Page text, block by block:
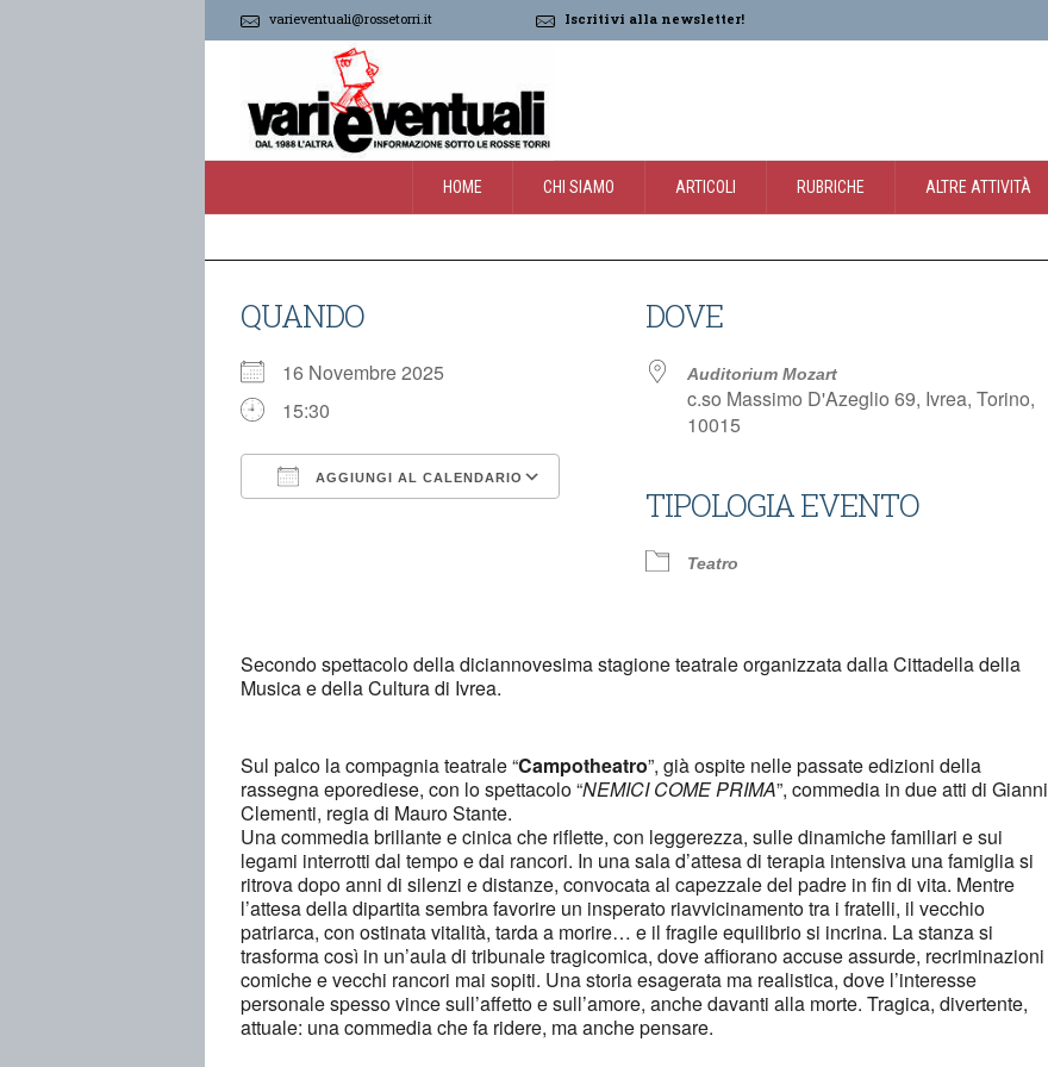
varieventuali@rossetorri.it Iscritivi alla newsletter!
HOME CHI SIAMO ARTICOLI RUBRICHE ALTRE ATTIVITÀ
QUANDO
16 Novembre 2025
15:30
AGGIUNGI AL CALENDARIO
Google Calendar iCalendar
DOVE
Auditorium Mozart
c.so Massimo D'Azeglio 69, Ivrea, Torino,
10015
TIPOLOGIA EVENTO
Teatro
Secondo spettacolo della diciannovesima stagione teatrale organizzata dalla Cittadella della
Musica e della Cultura di Ivrea.
Sul palco la compagnia teatrale “Campotheatro”, già ospite nelle passate edizioni della
rassegna eporediese, con lo spettacolo “NEMICI COME PRIMA”, commedia in due atti di Gianni
Clementi, regia di Mauro Stante.
Una commedia brillante e cinica che riflette, con leggerezza, sulle dinamiche familiari e sui
legami interrotti dal tempo e dai rancori. In una sala d’attesa di terapia intensiva una famiglia si
ritrova dopo anni di silenzi e distanze, convocata al capezzale del padre in fin di vita. Mentre
l’attesa della dipartita sembra favorire un insperato riavvicinamento tra i fratelli, il vecchio
patriarca, con ostinata vitalità, tarda a morire… e il fragile equilibrio si incrina. La stanza si
trasforma così in un’aula di tribunale tragicomica, dove affiorano accuse assurde, recriminazioni
comiche e vecchi rancori mai sopiti. Una storia esagerata ma realistica, dove l’interesse
personale spesso vince sull’affetto e sull’amore, anche davanti alla morte. Tragica, divertente,
attuale: una commedia che fa ridere, ma anche pensare.